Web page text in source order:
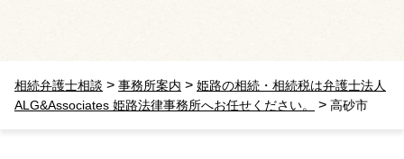
相続弁護士相談 > 事務所案内 > 姫路の相続・相続税は弁護士法人
ALG&Associates 姫路法律事務所へお任せください。
> 高砂市